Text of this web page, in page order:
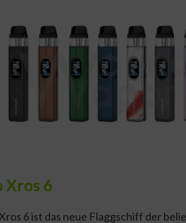
Xros 6
6 ist das neue Flaggschiff der